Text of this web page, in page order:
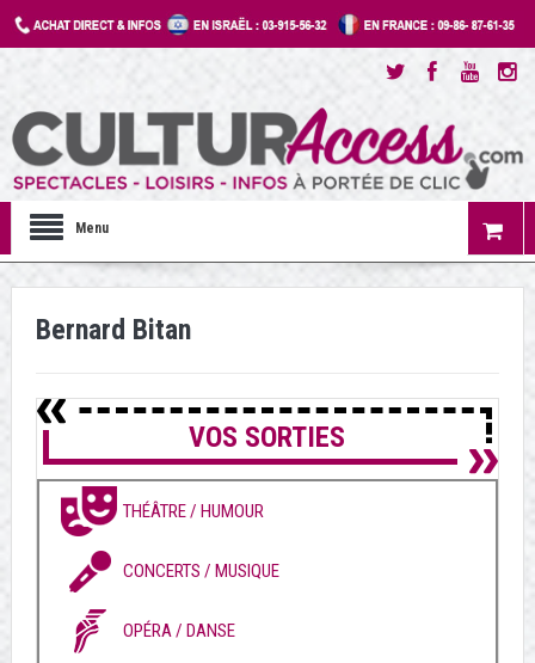
Menu
Bernard Bitan
VOS SORTIES
THÉÂTRE / HUMOUR
CONCERTS / MUSIQUE
OPÉRA / DANSE